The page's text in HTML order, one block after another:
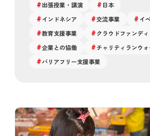
出張授業・講演
日本
インドネシア
交流事業
イ
教育支援事業
クラウドファンデ
企業との協働
チャリティランウォ
バリアフリー支援事業